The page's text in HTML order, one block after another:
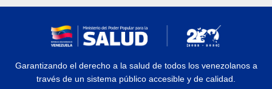
Garantizando el derecho a la salud de todos los venezolanos a
través de un sistema público accesible y de calidad.